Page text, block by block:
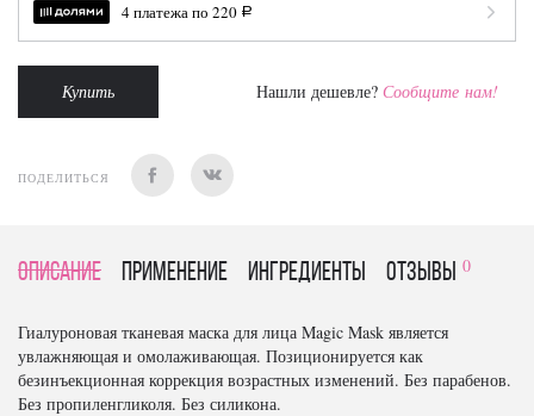
4 платежа по 220 a
Купить Нашли дешевле? Сообщите нам!
ПОДЕЛИТЬСЯ
Описание Применение Ингредиенты отзывы 0
Гиалуроновая тканевая маска для лица Magic Mask является
увлажняющая и омолаживающая. Позиционируется как
безинъекционная коррекция возрастных изменений. Без парабенов.
Без пропиленгликоля. Без силикона.